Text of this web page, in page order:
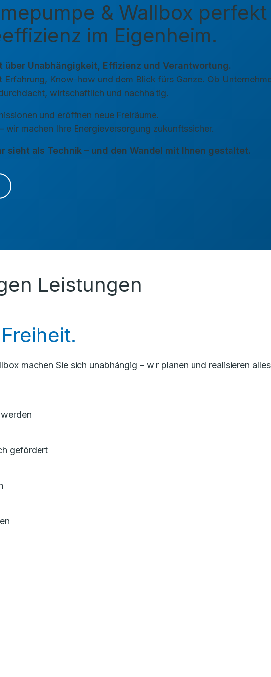
& Wallbox
im Eigenheim.
Unabhängigkeit, Effizienz und Verantwortung.
Erfahrung, Know-how und dem Blick fürs Ganze. Ob
wirtschaftlich und nachhaltig.
und eröffnen neue Freiräume.
machen Ihre Energieversorgung zukunftssicher.
sieht als Technik – und den Wandel mit Ihnen gestaltet.
Leistungen
machen Sie sich unabhängig – wir planen und realisieren
gefördert